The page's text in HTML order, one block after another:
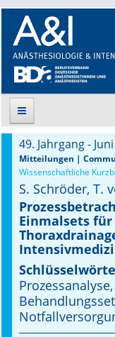
Suche
Aktuelle
Leitlinien
Archiv
Supplements
Supplements
49. Jahrgang -
Mitteilungen |
Wissenschaftliche
S. Schröder, T.
Einmalsets